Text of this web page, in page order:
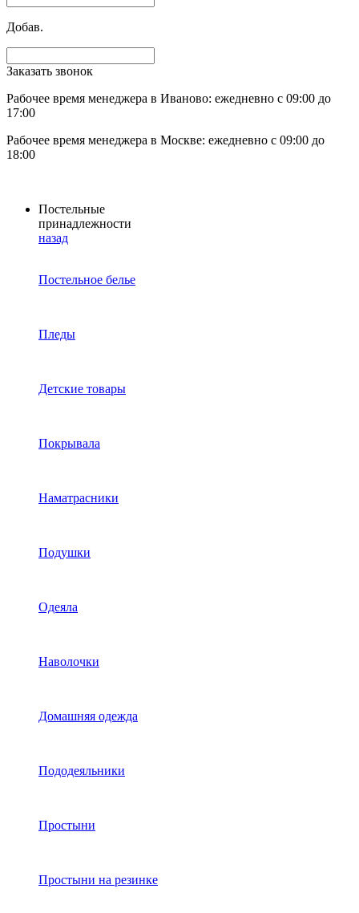
Добав.
Заказать звонок
Рабочее время менеджера в Иваново: ежедневно с 09:00 до
17:00
Рабочее время менеджера в Москве: ежедневно с 09:00 до
18:00
Постельные
принадлежности
назад
Постельное белье
Пледы
Детские товары
Покрывала
Наматрасники
Подушки
Одеяла
Наволочки
Домашняя одежда
Пододеяльники
Простыни
Простыни на резинке